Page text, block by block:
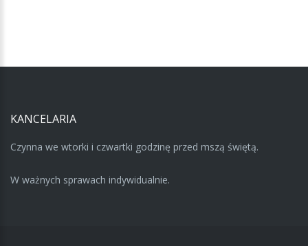
KANCELARIA
Czynna we wtorki i czwartki godzinę przed mszą świętą.
W ważnych sprawach indywidualnie.